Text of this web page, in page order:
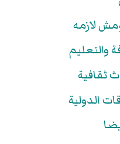
لازمه
والتعليم
ثقافية
الدولية